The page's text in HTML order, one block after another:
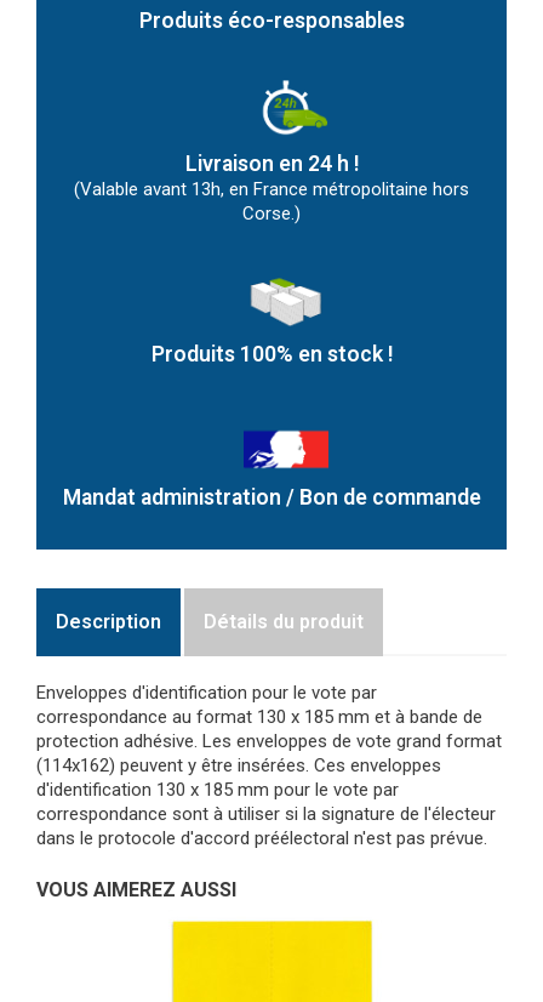
Produits éco-responsables
Livraison en 24 h !
(Valable avant 13h, en France métropolitaine hors
Corse.)
Produits 100% en stock !
Mandat administration / Bon de commande
Description Détails du produit
Enveloppes d'identification pour le vote par
correspondance au format 130 x 185 mm et à bande de
protection adhésive. Les enveloppes de vote grand format
(114x162) peuvent y être insérées. Ces enveloppes
d'identification 130 x 185 mm pour le vote par
correspondance sont à utiliser si la signature de l'électeur
dans le protocole d'accord préélectoral n'est pas prévue.
VOUS AIMEREZ AUSSI